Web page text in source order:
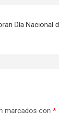
Día Nacional
marcados con *